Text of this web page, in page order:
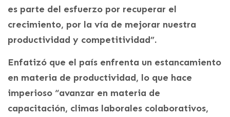
es parte del esfuerzo por recuperar el
crecimiento, por la vía de mejorar nuestra
productividad y competitividad”.
Enfatizó que el país enfrenta un estancamiento
en materia de productividad, lo que hace
imperioso “avanzar en materia de
capacitación, climas laborales colaborativos,